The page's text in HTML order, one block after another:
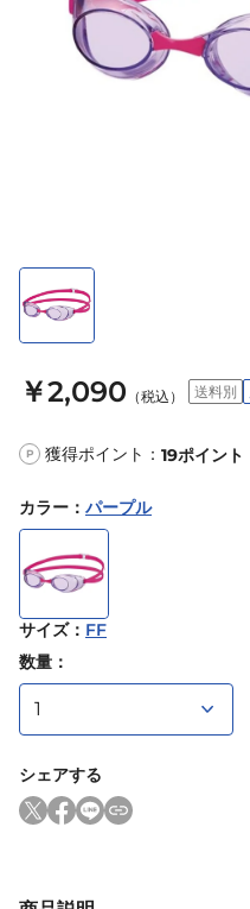
￥2,090 （税込） 送料別
P 獲得ポイント： 19ポイント
カラー ： パープル
サイズ： FF
数量：
シェアする